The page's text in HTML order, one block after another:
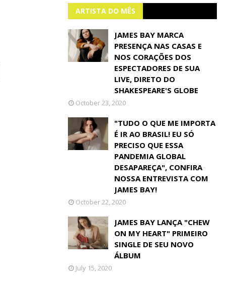
ARTISTA DO MÊS
JAMES BAY MARCA
PRESENÇA NAS CASAS E
NOS CORAÇÕES DOS
ESPECTADORES DE SUA
LIVE, DIRETO DO
SHAKESPEARE'S GLOBE
October 23, 2020
"TUDO O QUE ME IMPORTA
É IR AO BRASIL! EU SÓ
PRECISO QUE ESSA
PANDEMIA GLOBAL
DESAPAREÇA", CONFIRA
NOSSA ENTREVISTA COM
JAMES BAY!
October 22, 2020
JAMES BAY LANÇA "CHEW
ON MY HEART" PRIMEIRO
SINGLE DE SEU NOVO
ÁLBUM
July 15, 2020